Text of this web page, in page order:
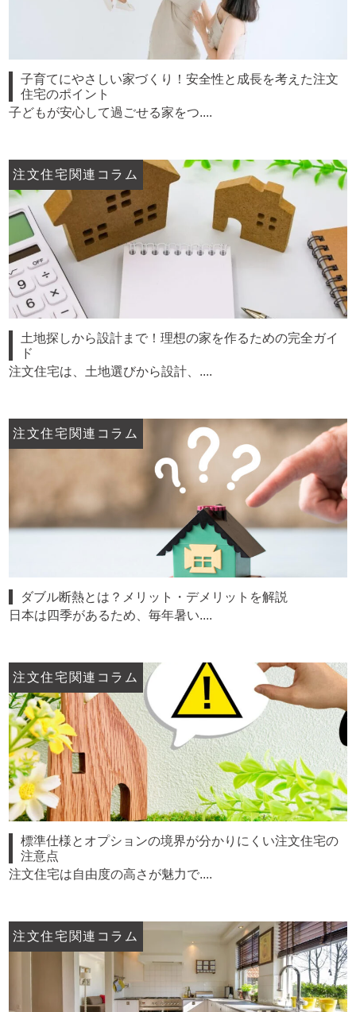
子育てにやさしい家づくり！安全性と成長を考えた注文
住宅のポイント
子どもが安心して過ごせる家をつ....
注文住宅関連コラム
土地探しから設計まで！理想の家を作るための完全ガイ
ド
注文住宅は、土地選びから設計、....
注文住宅関連コラム
ダブル断熱とは？メリット・デメリットを解説
日本は四季があるため、毎年暑い....
注文住宅関連コラム
標準仕様とオプションの境界が分かりにくい注文住宅の
注意点
注文住宅は自由度の高さが魅力で....
注文住宅関連コラム